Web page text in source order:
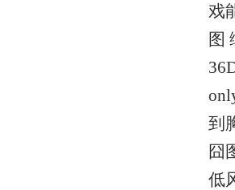
图
到
囧
低